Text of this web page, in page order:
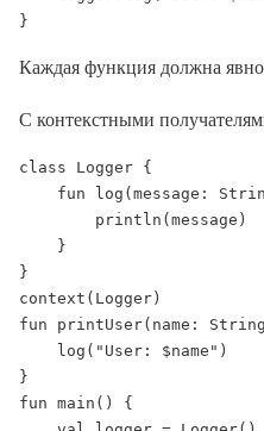
}
Каждая функция должна
С контекстными
class Logger {
}
context(Logger)
fun printUser(name:
}
fun main() {